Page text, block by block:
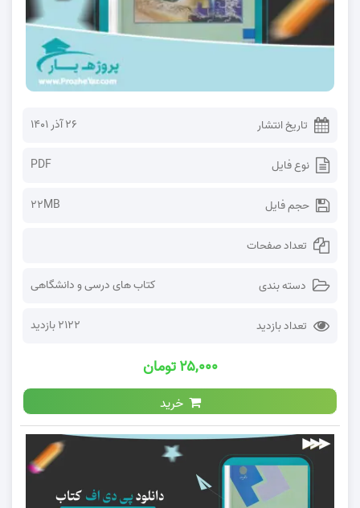
تاریخ انتشار ۲۶ آذر ۱۴۰۱
نوع فایل PDF
حجم فایل 22MB
تعداد صفحات
دسته بندی کتاب های درسی و دانشگاهی
تعداد بازدید 2122 بازدید
۲۵,۰۰۰ تومان
خرید